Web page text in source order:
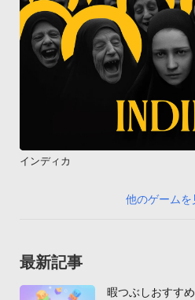
インディカ
他のゲームを
最新記事
暇つぶしおすす